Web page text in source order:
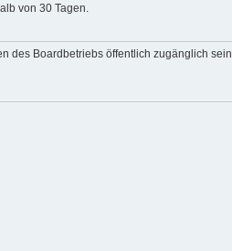
von 30 Tagen.
des Boardbetriebs öffentlich zugänglich sein.